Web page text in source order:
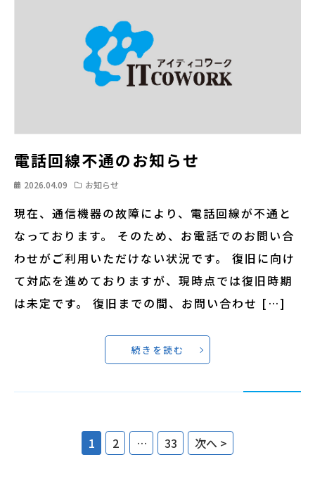
電話回線不通のお知らせ
2026.04.09 お知らせ
現在、通信機器の故障により、電話回線が不通と
なっております。 そのため、お電話でのお問い合
わせがご利用いただけない状況です。 復旧に向け
て対応を進めておりますが、現時点では復旧時期
は未定です。 復旧までの間、お問い合わせ […]
続きを読む
1 2 … 33 次へ >